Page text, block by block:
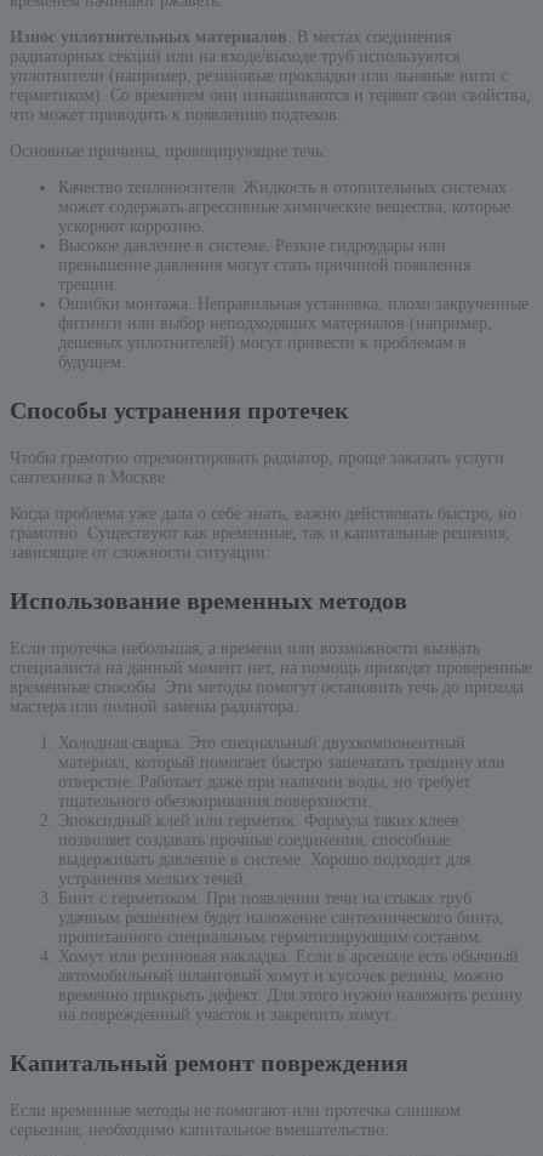
Износ уплотнительных материалов. В местах соединения
радиаторных секций или на входе/выходе труб используются
уплотнители (например, резиновые прокладки или льняные нити с
герметиком). Со временем они изнашиваются и теряют свои свойства,
что может приводить к появлению подтеков.
Основные причины, провоцирующие течь:
Качество теплоносителя. Жидкость в отопительных системах
может содержать агрессивные химические вещества, которые
ускоряют коррозию.
Высокое давление в системе. Резкие гидроудары или
превышение давления могут стать причиной появления
трещин.
Ошибки монтажа. Неправильная установка, плохо закрученные
фитинги или выбор неподходящих материалов (например,
дешевых уплотнителей) могут привести к проблемам в
будущем.
Способы устранения протечек
Чтобы грамотно отремонтировать радиатор, проще заказать услуги
сантехника в Москве.
Когда проблема уже дала о себе знать, важно действовать быстро, но
грамотно. Существуют как временные, так и капитальные решения,
зависящие от сложности ситуации:
Использование временных методов
Если протечка небольшая, а времени или возможности вызвать
специалиста на данный момент нет, на помощь приходят проверенные
временные способы. Эти методы помогут остановить течь до прихода
мастера или полной замены радиатора.
Холодная сварка. Это специальный двухкомпонентный
материал, который помогает быстро запечатать трещину или
отверстие. Работает даже при наличии воды, но требует
тщательного обезжиривания поверхности.
Эпоксидный клей или герметик. Формула таких клеев
позволяет создавать прочные соединения, способные
выдерживать давление в системе. Хорошо подходит для
устранения мелких течей.
Бинт с герметиком. При появлении течи на стыках труб
удачным решением будет наложение сантехнического бинта,
пропитанного специальным герметизирующим составом.
Хомут или резиновая накладка. Если в арсенале есть обычный
автомобильный шланговый хомут и кусочек резины, можно
временно прикрыть дефект. Для этого нужно наложить резину
на поврежденный участок и закрепить хомут.
Капитальный ремонт повреждения
Если временные методы не помогают или протечка слишком
серьезная, необходимо капитальное вмешательство: